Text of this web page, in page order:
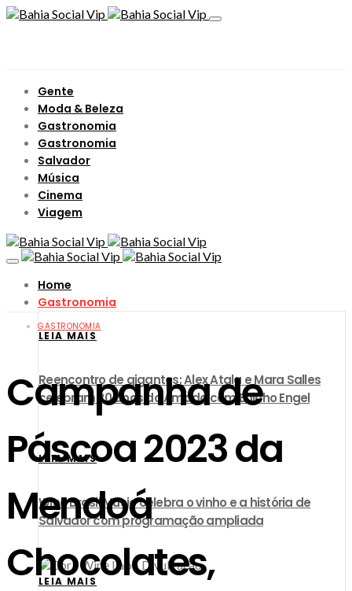
Gente
Moda & Beleza
Gastronomia
Gastronomia
Salvador
Música
Cinema
Viagem
Home
Gastronomia
LEIA MAIS
Reencontro de gigantes: Alex Atala e Mara Salles
celebram 20 anos do Amado com Edinho Engel
LEIA MAIS
Wine Brasil Music celebra o vinho e a história de
Salvador com programação ampliada
LEIA MAIS
GASTRONOMIA
Campanha de
Páscoa 2023 da
Mendoá
Chocolates,